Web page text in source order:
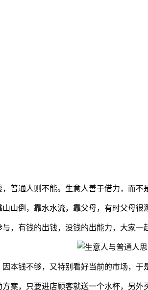
普通人则不能。生意人善于借力，而不
山倒，靠水水流，靠父母，有时父母
，有钱的出钱，没钱的出能力，大家一
本钱不够，又特别看好当前的市场，于
案，只要进店顾客就送一个水杯，另